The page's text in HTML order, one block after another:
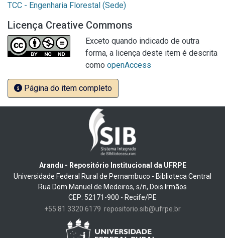
TCC - Engenharia Florestal (Sede)
Licença Creative Commons
Exceto quando indicado de outra
forma, a licença deste item é descrita
como openAccess
Página do item completo
Arandu - Repositório Institucional da UFRPE
Universidade Federal Rural de Pernambuco - Biblioteca Central
Rua Dom Manuel de Medeiros, s/n, Dois Irmãos
CEP: 52171-900 - Recife/PE
+55 81 3320 6179 repositorio.sib@ufrpe.br